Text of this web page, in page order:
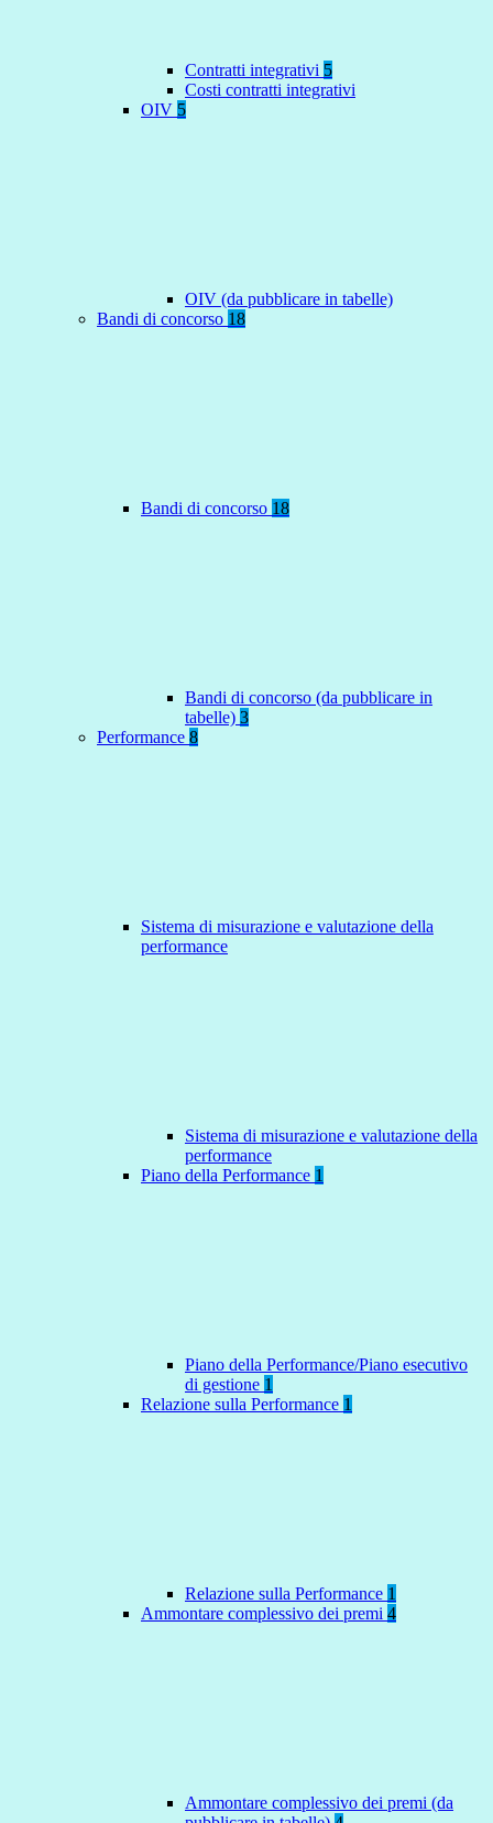
Contratti integrativi 5
Costi contratti integrativi
OIV 5
OIV (da pubblicare in tabelle)
Bandi di concorso 18
Bandi di concorso 18
Bandi di concorso (da pubblicare in
tabelle) 3
Performance 8
Sistema di misurazione e valutazione della
performance
Sistema di misurazione e valutazione della
performance
Piano della Performance 1
Piano della Performance/Piano esecutivo
di gestione 1
Relazione sulla Performance 1
Relazione sulla Performance 1
Ammontare complessivo dei premi 4
Ammontare complessivo dei premi (da